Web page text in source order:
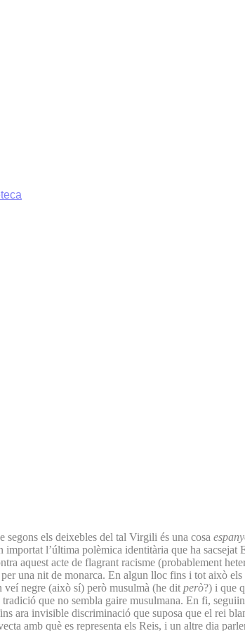
els deixebles del tal Virgili és una cosa
importat l’última polèmica identitària que ha
aquest acte de flagrant racisme (probablement
una nit de monarca. En algun lloc fins i tot això
veí negre (això sí) però musulmà (he dit però?) i que
que no sembla gaire musulmana. En fi,
ara invisible discriminació que suposa que el rei
amb què es representa els Reis, i un altre dia